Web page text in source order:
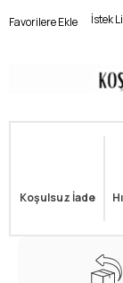
Favorilere Ekle İstek
Koşulsuz İade